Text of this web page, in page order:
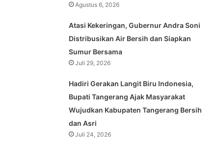
Agustus 6, 2026
Atasi Kekeringan, Gubernur Andra Soni
Distribusikan Air Bersih dan Siapkan
Sumur Bersama
Juli 29, 2026
Hadiri Gerakan Langit Biru Indonesia,
Bupati Tangerang Ajak Masyarakat
Wujudkan Kabupaten Tangerang Bersih
dan Asri
Juli 24, 2026